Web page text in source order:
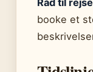
Råd til
booke et